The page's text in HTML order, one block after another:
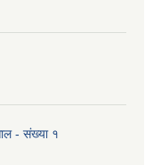
- संख्या १